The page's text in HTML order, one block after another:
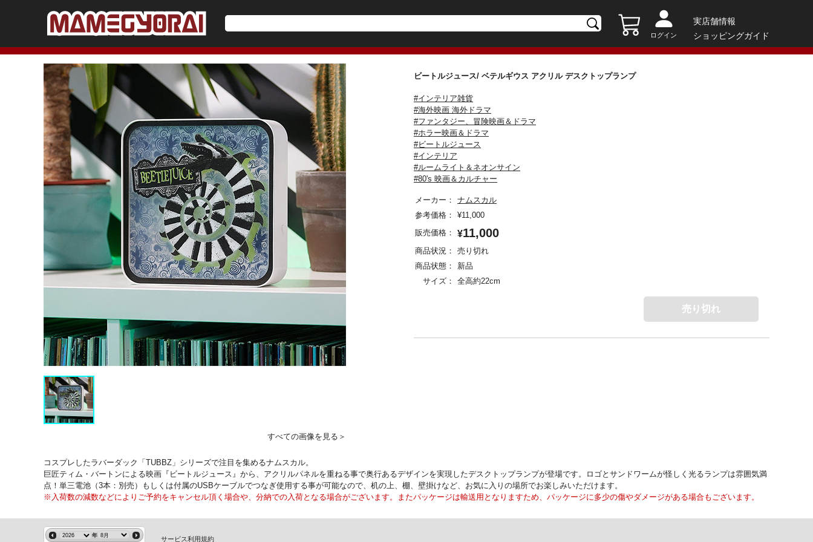
ログイン
実店舗情報
ショッピングガイド
すべての画像を見る＞
ビートルジュース/ ベテルギウス アクリル デスクトップランプ
#インテリア雑貨
#海外映画 海外ドラマ
#ファンタジー、冒険映画＆ドラマ
#ホラー映画＆ドラマ
#ビートルジュース
#インテリア
#ルームライト＆ネオンサイン
#80's 映画＆カルチャー
メーカー：
ナムスカル
参考価格：
¥11,000
販売価格：
¥11,000
商品状況：
売り切れ
商品状態：
新品
サイズ：
全高約22cm
売り切れ
コスプレしたラバーダック「TUBBZ」シリーズで注目を集めるナムスカル。
巨匠ティム・バートンによる映画『ビートルジュース』から、アクリルパネルを重ねる事で奥行あるデザインを実現したデスクトップランプが登場です。ロゴとサンドワームが怪しく光るランプは雰囲気満
点！単三電池（3本：別売）もしくは付属のUSBケーブルでつなぎ使用する事が可能なので、机の上、棚、壁掛けなど、お気に入りの場所でお楽しみいただけます。
※入荷数の減数などによりご予約をキャンセル頂く場合や、分納での入荷となる場合がございます。またパッケージは輸送用となりますため、パッケージに多少の傷やダメージがある場合もございます。
年
サービス利用規約